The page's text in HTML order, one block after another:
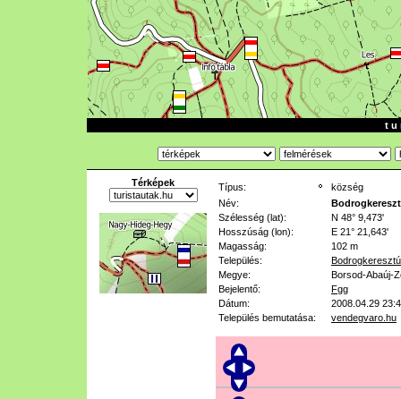
t u
Térképek Típus:
község
Név:
Szélesség (lat):
N 48° 9,473'
Hosszúság (lon):
E 21° 21,643'
Magasság:
102 m
Település:
Megye:
Borsod-Abaúj-
Bejelentő:
Fgg
Dátum:
2008.04.29
Település bemutatása:
vendegvaro.hu